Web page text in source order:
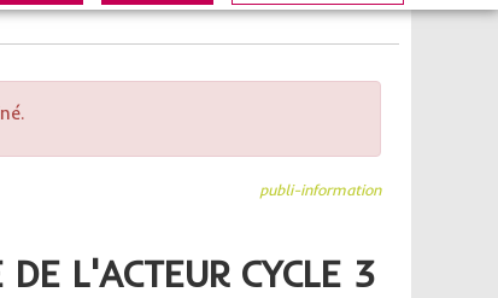
publi-information
L'ACTEUR CYCLE 3